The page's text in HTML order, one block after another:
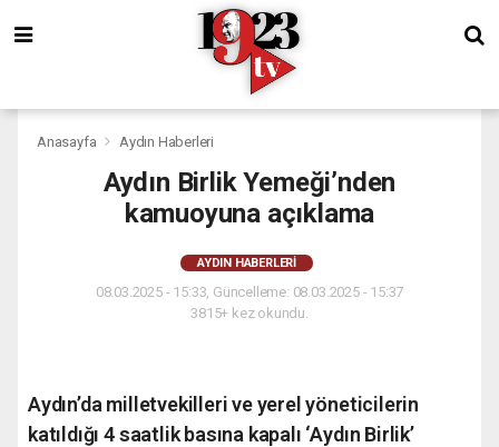
Anasayfa Aydın Haberleri
Aydın Birlik Yemeği’nden
kamuoyuna açıklama
AYDIN HABERLERI
08.03.2025 - 15:33, Güncelleme: 08.03.2025 - 15:37
3815+ kez okundu.
Aydın’da milletvekilleri ve yerel yöneticilerin
katıldığı 4 saatlik basına kapalı ‘Aydın Birlik’